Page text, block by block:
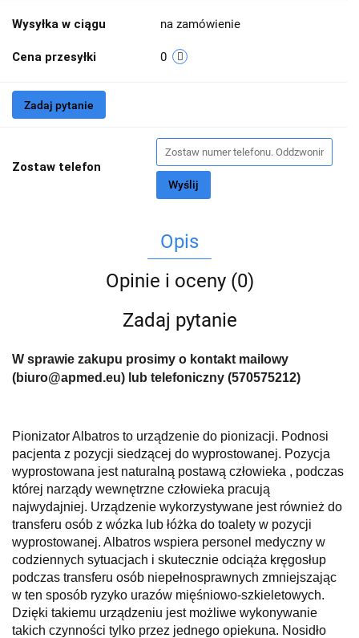
Wysyłka w ciągu na zamówienie
Cena przesyłki 0
Zadaj pytanie
Zostaw telefon
Wyślij
Opis
Opinie i oceny (0)
Zadaj pytanie
W sprawie zakupu prosimy o kontakt mailowy
(biuro@apmed.eu) lub telefoniczny (570575212)
Pionizator Albatros to urządzenie do pionizacji. Podnosi
pacjenta z pozycji siedzącej do wyprostowanej. Pozycja
wyprostowana jest naturalną postawą człowieka , podczas
której narządy wewnętrzne człowieka pracują
najwydajniej. Urządzenie wykorzystywane jest również do
transferu osób z wózka lub łóżka do toalety w pozycji
wyprostowanej. Albatros wspiera personel medyczny w
codziennych sytuacjach i skutecznie odciąża kręgosłup
podczas transferu osób niepełnosprawnych zmniejszając
w ten sposób ryzyko urazów mięśniowo-szkieletowych.
Dzięki takiemu urządzeniu jest możliwe wykonywanie
takich czynności tylko przez jednego opiekuna. Nosidło